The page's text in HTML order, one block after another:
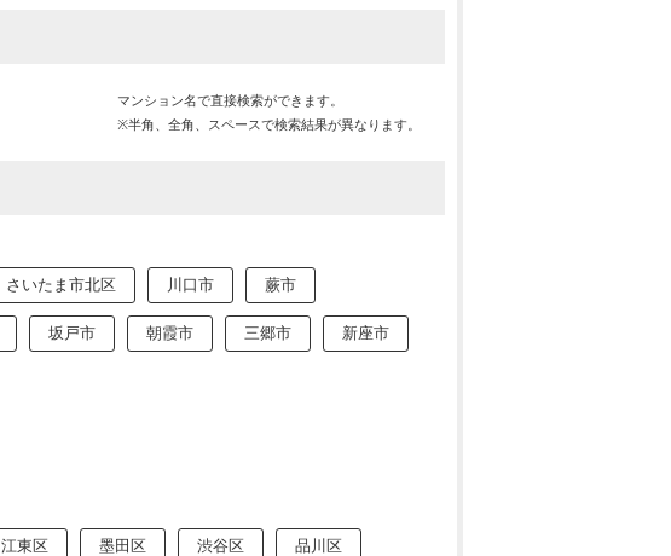
マンション名で直接検索ができます。
※半角、全角、スペースで検索結果が異なります。
さいたま市北区 川口市 蕨市
坂戸市 朝霞市 三郷市 新座市
江東区 墨田区 渋谷区 品川区